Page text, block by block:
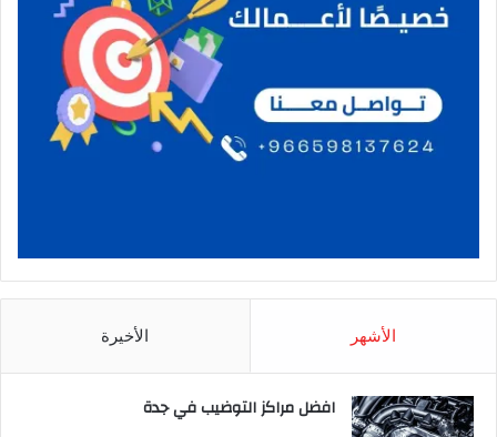
الأشهر الأخيرة
افضل مراكز التوضيب في جدة